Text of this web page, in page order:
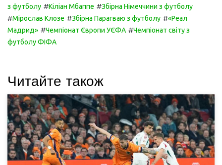
з футболу #Кіліан Мбаппе #Збірна Німеччини з футболу
#Мірослав Клозе #Збірна Парагваю з футболу #«Реал
Мадрид» #Чемпіонат Європи УЄФА #Чемпіонат світу з
футболу ФІФА
Читайте також